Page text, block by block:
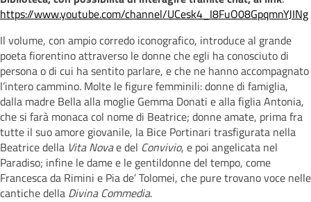
https://www.youtube.com/channel/UCesk4_I8FuO08GpqmnYJINg
Il volume, con ampio corredo iconografico, introduce al grande
poeta fiorentino attraverso le donne che egli ha conosciuto di
persona o di cui ha sentito parlare, e che ne hanno accompagnato
l’intero cammino. Molte le figure femminili: donne di famiglia,
dalla madre Bella alla moglie Gemma Donati e alla figlia Antonia,
che si farà monaca col nome di Beatrice; donne amate, prima fra
tutte il suo amore giovanile, la Bice Portinari trasfigurata nella
Beatrice della Vita Novae del Convivio, e poi angelicata nel
Paradiso; infine le dame e le gentildonne del tempo, come
Francesca da Rimini e Pia de’ Tolomei, che pure trovano voce nelle
cantiche della Divina Commedia.